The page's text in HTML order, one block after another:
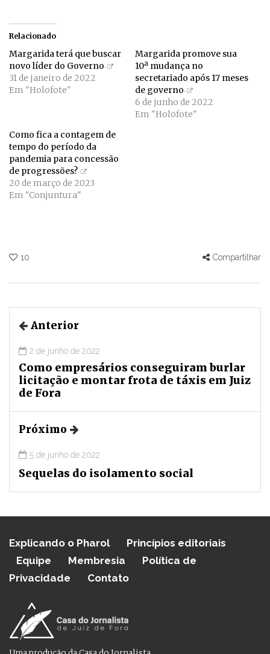
Relacionado
Margarida terá que buscar
novo líder do Governo
31 de janeiro de 2022
Em "Holofote"
Margarida promove sua
10ª mudança no
secretariado após 17 meses
de governo
6 de junho de 2022
Em "Holofote"
Como fica a contagem de
tempo do período da
pandemia para concessão
de progressões?
20 de março de 2023
Em "Conjuntura"
10 Compartilhar
Anterior
2 de junho de 2022
Como empresários conseguiram burlar
licitação e montar frota de táxis em Juiz
de Fora
Próximo
5 de junho de 2022
Sequelas do isolamento social
Explicando o Pharol
Princípios editoriais
Equipe
Membresia
Política de
Privacidade
Contato